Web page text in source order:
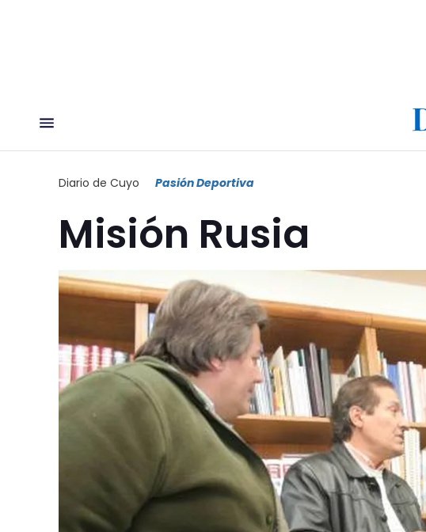
Diario de Cuyo Pasión Deportiva
Misión Rusia